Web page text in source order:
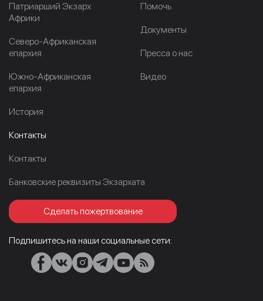
Патриарший Экзарх
Африки
Северо-Африканская
епархия
Южно-Африканская
епархия
История
Помочь
Документы
Пресса о нас
Видео
Контакты
Контакты
Банковские реквизиты Экзархата
Сделать пожертвование
Подпишитесь на наши социальные сети: